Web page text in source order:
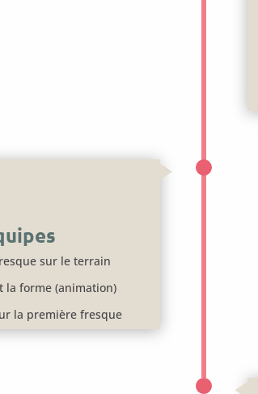
sur le terrain
la forme (animation)
la première fresque